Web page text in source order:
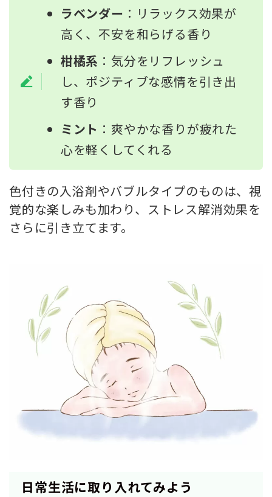
ラベンダー ：リラックス効果が
高く、不安を和らげる香り
柑橘系 ：気分をリフレッシュ
し、ポジティブな感情を引き出
す香り
ミント ：爽やかな香りが疲れた
心を軽くしてくれる
色付きの入浴剤やバブルタイプのものは、視
覚的な楽しみも加わり、ストレス解消効果を
さらに引き立てます。
日常生活に取り入れてみよう